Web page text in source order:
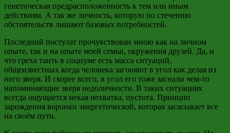
генетическая предрасположенность к тем или иным
действиям. А так же личность, которую по стечению
обстоятельств лишают базовых потребностей.
Последний постулат прочувствован мною как на личном
опыте, так и на опыте моей семьи, окружения друзей. Да, и
что греха таить в социуме есть масса ситуаций,
общеизвестных когда человека загоняют в угол как делая из
него зверя. И скорее всего, в угол его тоже загнали чем-то
напоминающие зверя недоличности. В таких ситуациях
всегда ощущается некая нехватка, пустота. Принцип
зарождения воронки энергетической, которая засасывает все
на своём пути.